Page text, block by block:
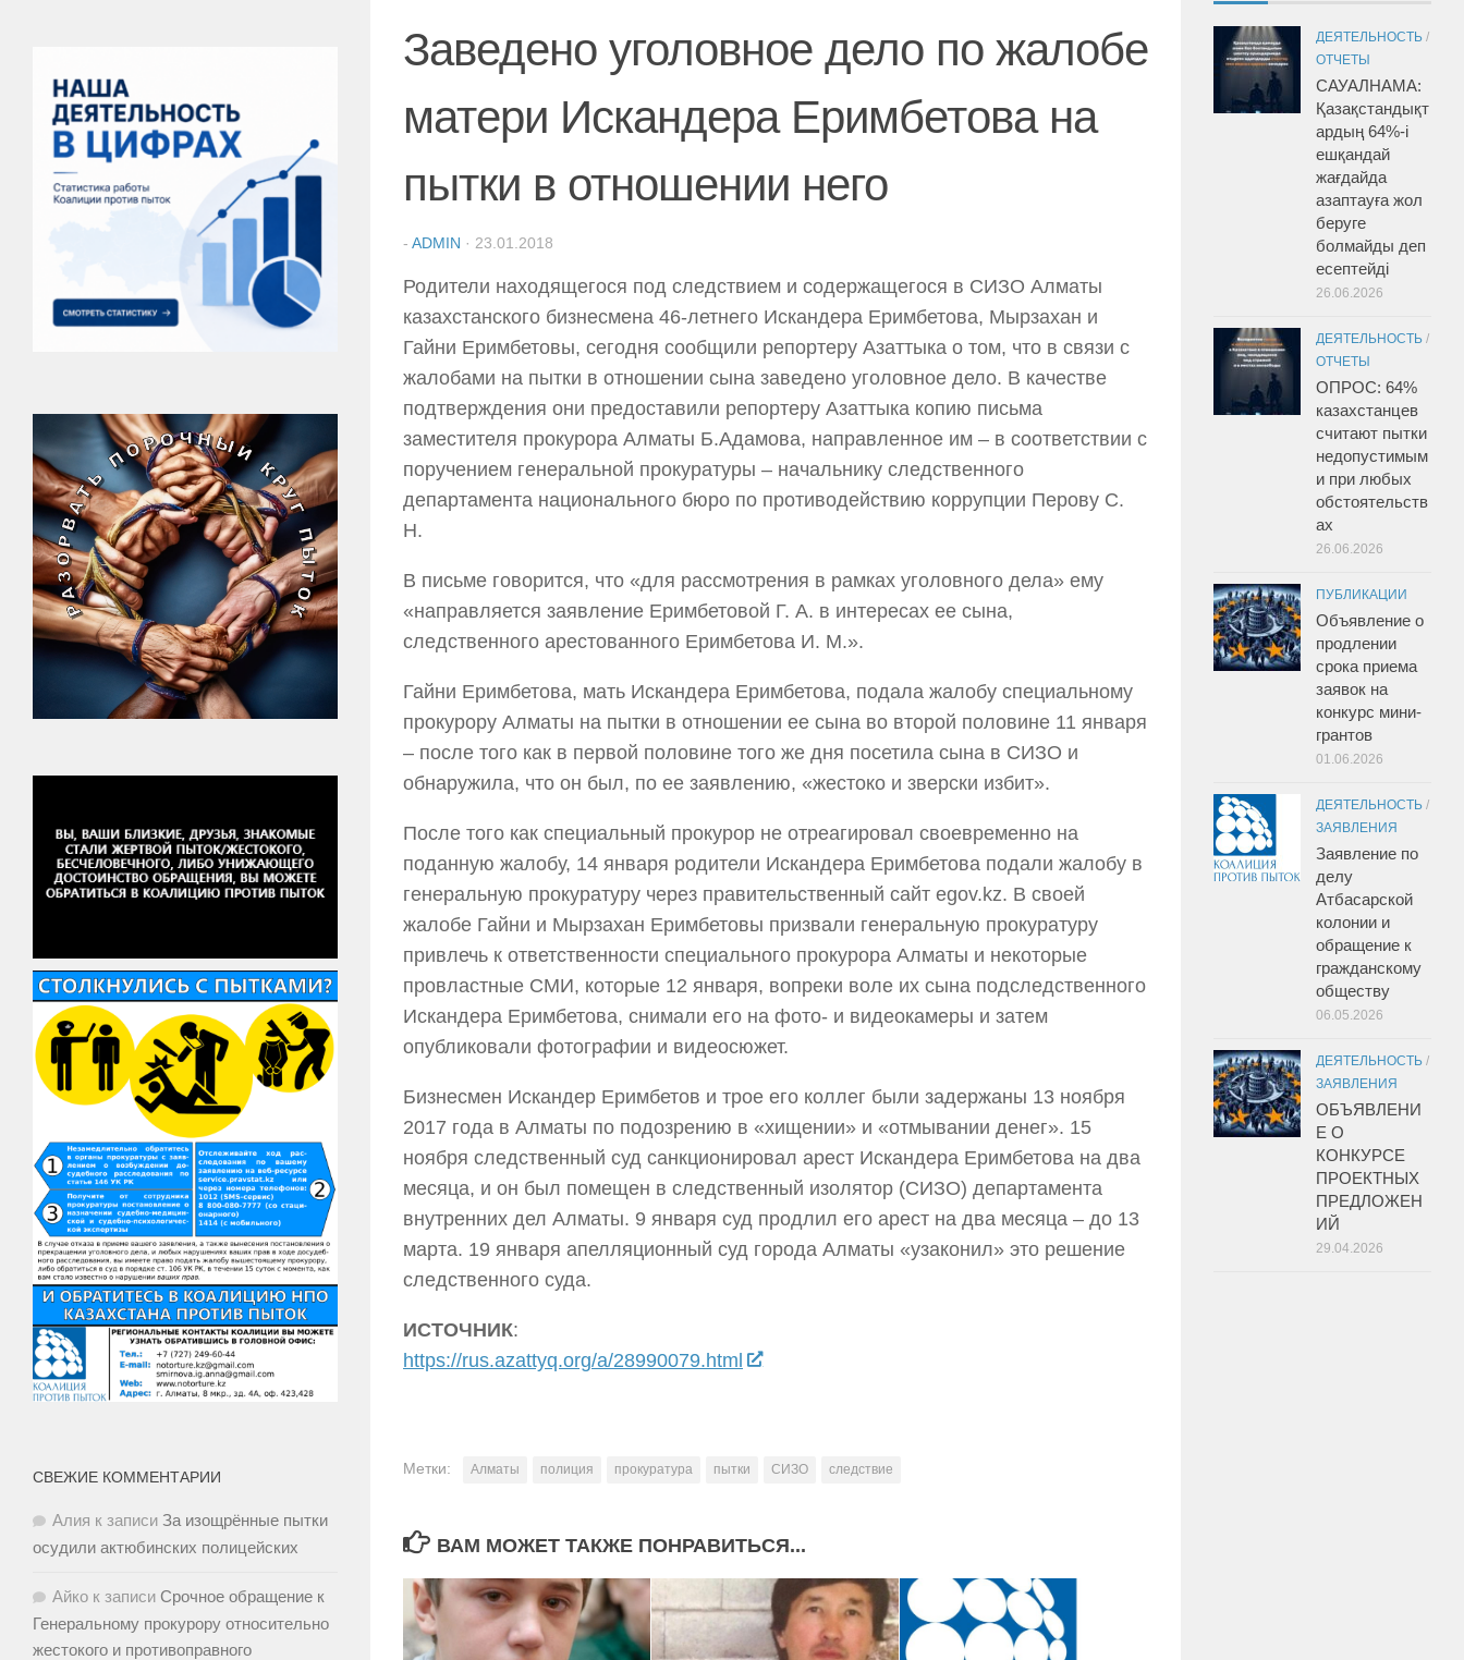
Заведено уголовное дело по жалобе
матери Искандера Еримбетова на
пытки в отношении него
- ADMIN · 23.01.2018
Родители находящегося под следствием и содержащегося в СИЗО Алматы
казахстанского бизнесмена 46-летнего Искандера Еримбетова, Мырзахан и
Гайни Еримбетовы, сегодня сообщили репортеру Азаттыка о том, что в связи с
жалобами на пытки в отношении сына заведено уголовное дело. В качестве
подтверждения они предоставили репортеру Азаттыка копию письма
заместителя прокурора Алматы Б.Адамова, направленное им – в соответствии с
поручением генеральной прокуратуры – начальнику следственного
департамента национального бюро по противодействию коррупции Перову С.
Н.
В письме говорится, что «для рассмотрения в рамках уголовного дела» ему
«направляется заявление Еримбетовой Г. А. в интересах ее сына,
следственного арестованного Еримбетова И. М.».
Гайни Еримбетова, мать Искандера Еримбетова, подала жалобу специальному
прокурору Алматы на пытки в отношении ее сына во второй половине 11 января
– после того как в первой половине того же дня посетила сына в СИЗО и
обнаружила, что он был, по ее заявлению, «жестоко и зверски избит».
После того как специальный прокурор не отреагировал своевременно на
поданную жалобу, 14 января родители Искандера Еримбетова подали жалобу в
генеральную прокуратуру через правительственный сайт egov.kz. В своей
жалобе Гайни и Мырзахан Еримбетовы призвали генеральную прокуратуру
привлечь к ответственности специального прокурора Алматы и некоторые
провластные СМИ, которые 12 января, вопреки воле их сына подследственного
Искандера Еримбетова, снимали его на фото- и видеокамеры и затем
опубликовали фотографии и видеосюжет.
Бизнесмен Искандер Еримбетов и трое его коллег были задержаны 13 ноября
2017 года в Алматы по подозрению в «хищении» и «отмывании денег». 15
ноября следственный суд санкционировал арест Искандера Еримбетова на два
месяца, и он был помещен в следственный изолятор (СИЗО) департамента
внутренних дел Алматы. 9 января суд продлил его арест на два месяца – до 13
марта. 19 января апелляционный суд города Алматы «узаконил» это решение
следственного суда.
ИСТОЧНИК:
https://rus.azattyq.org/a/28990079.html
Метки: Алматы полиция прокуратура пытки СИЗО следствие
ВАМ МОЖЕТ ТАКЖЕ ПОНРАВИТЬСЯ...
СВЕЖИЕ КОММЕНТАРИИ
Алия к записи За изощрённые пытки
осудили актюбинских полицейских
Айко к записи Срочное обращение к
Генеральному прокурору относительно
жестокого и противоправного
ДЕЯТЕЛЬНОСТЬ /
ОТЧЕТЫ
САУАЛНАМА:
Қазақстандықт
ардың 64%-і
ешқандай
жағдайда
азаптауға жол
беруге
болмайды деп
есептейді
26.06.2026
ДЕЯТЕЛЬНОСТЬ /
ОТЧЕТЫ
ОПРОС: 64%
казахстанцев
считают пытки
недопустимым
и при любых
обстоятельств
ах
26.06.2026
ПУБЛИКАЦИИ
Объявление о
продлении
срока приема
заявок на
конкурс мини-
грантов
01.06.2026
ДЕЯТЕЛЬНОСТЬ /
ЗАЯВЛЕНИЯ
Заявление по
делу
Атбасарской
колонии и
обращение к
гражданскому
обществу
06.05.2026
ДЕЯТЕЛЬНОСТЬ /
ЗАЯВЛЕНИЯ
ОБЪЯВЛЕНИ
Е О
КОНКУРСЕ
ПРОЕКТНЫХ
ПРЕДЛОЖЕН
ИЙ
29.04.2026